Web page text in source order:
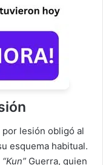
por lesión obligó al
esquema habitual.
“Kun” Guerra, quien